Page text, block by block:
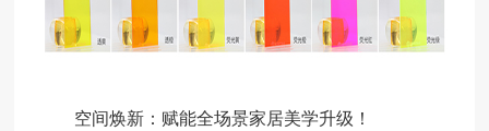
空间焕新：赋能全场景家居美学升级！